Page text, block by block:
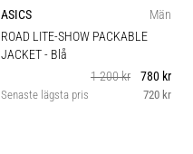
ASICS
Män
ROAD LITE-SHOW PACKABLE
JACKET- Blå
1 200 kr
780 kr
Senaste lägsta pris 720 kr